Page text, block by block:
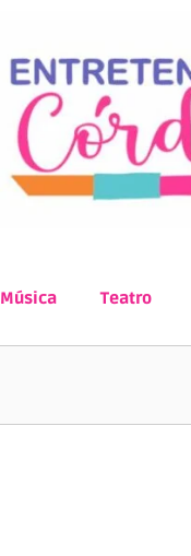
Música Teatro